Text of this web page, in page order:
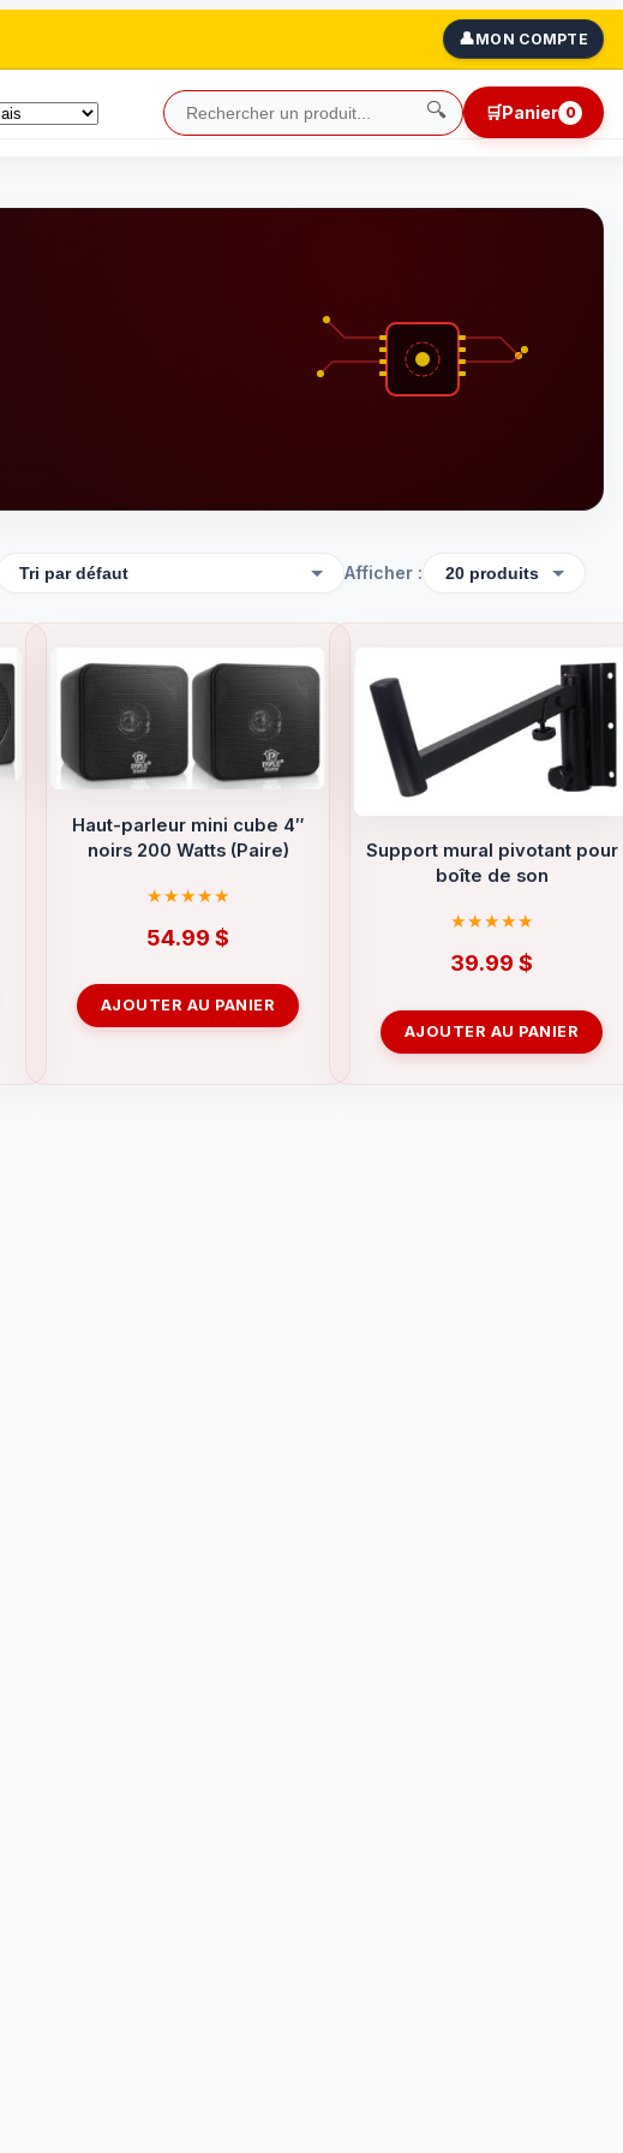
👤MON COMPTE
🔍 🛒Panier 0
Afficher :
Haut-parleur mini cube 4″
noirs 200 Watts (Paire)
54.99 $
AJOUTER AU PANIER
Support mural pivotant pour
boîte de son
39.99 $
AJOUTER AU PANIER